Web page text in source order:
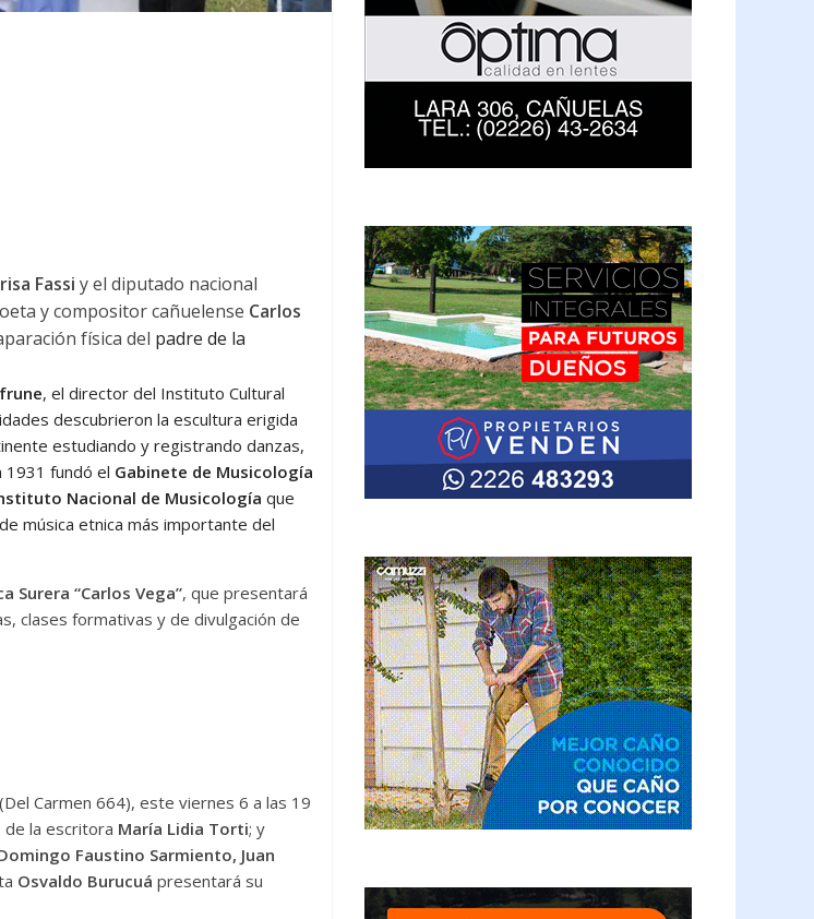
Fassi y el diputado nacional
y compositor cañuelense Carlos
física del padre de la
, el director del Instituto Cultural
descubrieron la escultura erigida
estudiando y registrando danzas,
1931 fundó el Gabinete de Musicología
Nacional de Musicología que
música etnica más importante del
Surera “Carlos Vega”, que presentará
clases formativas y de divulgación de
(Del Carmen 664), este viernes 6 a las 19
de la escritora María Lidia Torti; y
Faustino Sarmiento, Juan
Osvaldo Burucuá presentará su